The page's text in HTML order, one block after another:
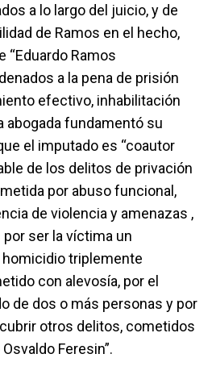
a lo largo del juicio, y de
de Ramos en el hecho,
“Eduardo Ramos
a la pena de prisión
efectivo, inhabilitación
abogada fundamentó su
el imputado es “coautor
de los delitos de privación
por abuso funcional,
de violencia y amenazas ,
ser la víctima un
triplemente
con alevosía, por el
de dos o más personas y por
otros delitos, cometidos
Feresin”.